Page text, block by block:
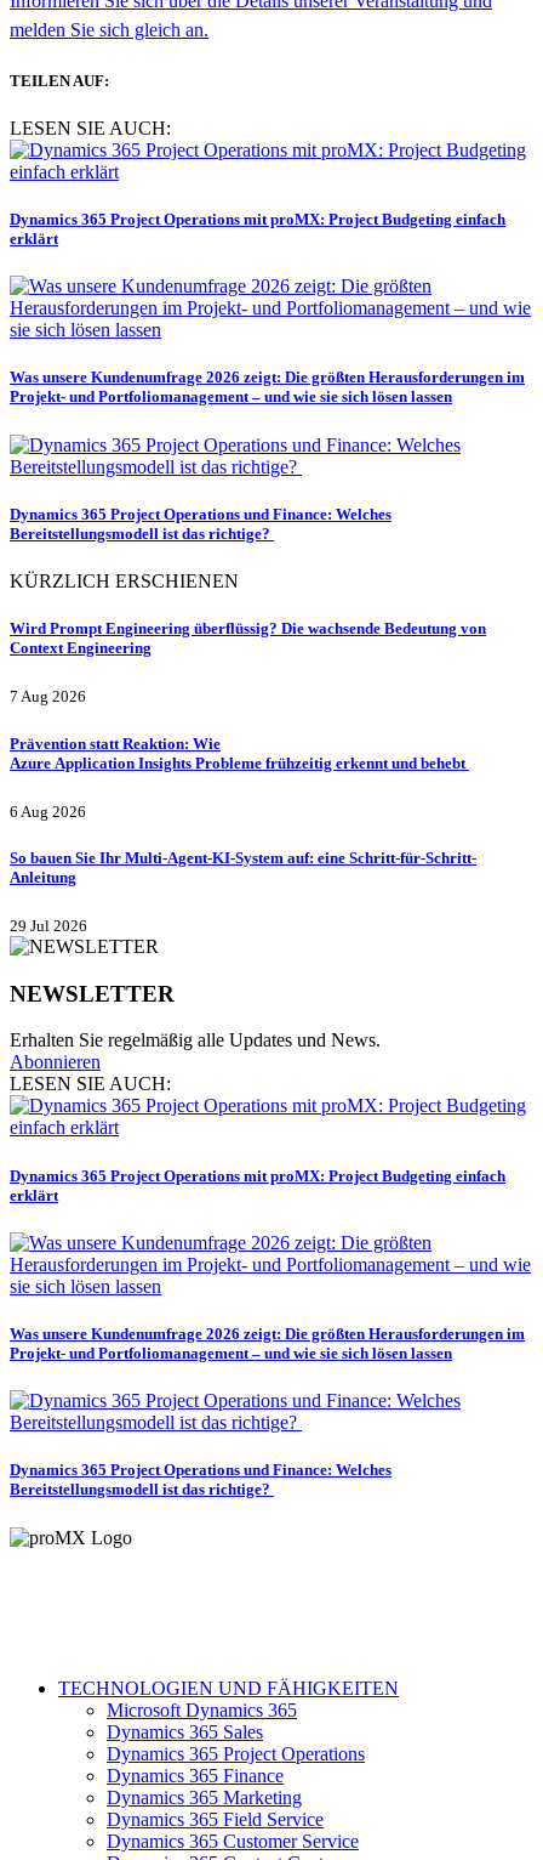
melden Sie sich gleich an.
TEILEN AUF:
LESEN SIE AUCH:
Dynamics 365 Project Operations mit proMX: Project Budgeting einfach
erklärt
Was unsere Kundenumfrage 2026 zeigt: Die größten Herausforderungen im
Projekt- und Portfoliomanagement – und wie sie sich lösen lassen
Dynamics 365 Project Operations und Finance: Welches
Bereitstellungsmodell ist das richtige?
KÜRZLICH ERSCHIENEN
Wird Prompt Engineering überflüssig? Die wachsende Bedeutung von
Context Engineering
7 Aug 2026
Prävention statt Reaktion: Wie
Azure Application Insights Probleme frühzeitig erkennt und behebt
6 Aug 2026
So bauen Sie Ihr Multi-Agent-KI-System auf: eine Schritt-für-Schritt-
Anleitung
29 Jul 2026
NEWSLETTER
Erhalten Sie regelmäßig alle Updates und News.
Abonnieren
LESEN SIE AUCH:
Dynamics 365 Project Operations mit proMX: Project Budgeting einfach
erklärt
Was unsere Kundenumfrage 2026 zeigt: Die größten Herausforderungen im
Projekt- und Portfoliomanagement – und wie sie sich lösen lassen
Dynamics 365 Project Operations und Finance: Welches
Bereitstellungsmodell ist das richtige?
TECHNOLOGIEN UND FÄHIGKEITEN
Microsoft Dynamics 365
Dynamics 365 Sales
Dynamics 365 Project Operations
Dynamics 365 Finance
Dynamics 365 Marketing
Dynamics 365 Field Service
Dynamics 365 Customer Service